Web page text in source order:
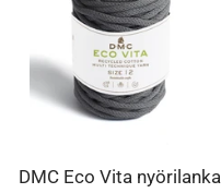
DMC Eco Vita nyörilanka